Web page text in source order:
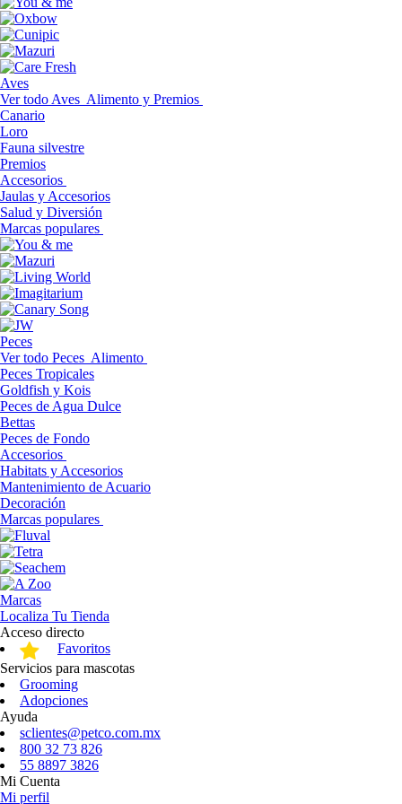
Aves
Ver todo Aves Alimento y Premios
Canario
Loro
Fauna silvestre
Premios
Accesorios
Jaulas y Accesorios
Salud y Diversión
Marcas populares
Peces
Ver todo Peces Alimento
Peces Tropicales
Goldfish y Kois
Peces de Agua Dulce
Bettas
Peces de Fondo
Accesorios
Habitats y Accesorios
Mantenimiento de Acuario
Decoración
Marcas populares
Marcas
Localiza Tu Tienda
Acceso directo
Favoritos
Servicios para mascotas
Grooming
Adopciones
Ayuda
sclientes@petco.com.mx
800 32 73 826
55 8897 3826
Mi Cuenta
Mi perfil